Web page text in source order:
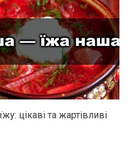
цікаві та жартівливі